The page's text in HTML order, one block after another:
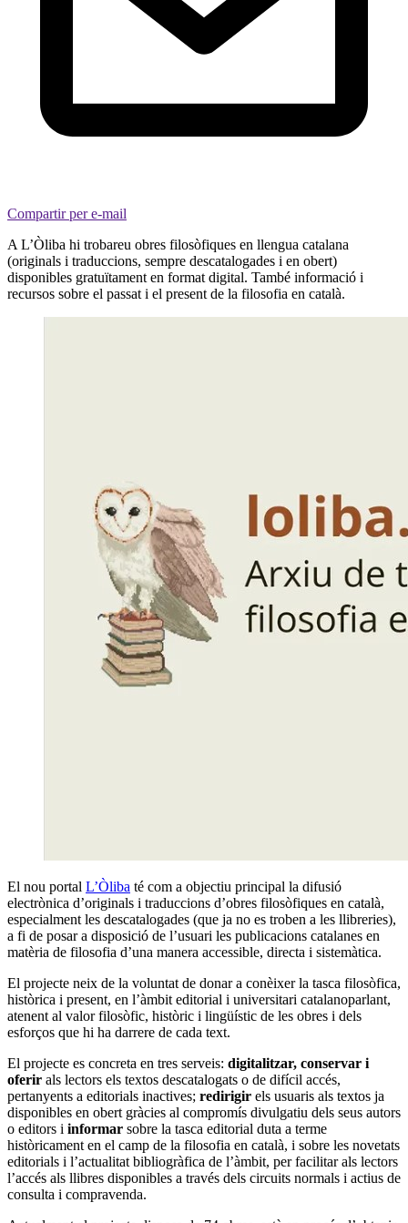
Compartir per e-mail
A L’Òliba hi trobareu obres filosòfiques en llengua catalana
(originals i traduccions, sempre descatalogades i en obert)
disponibles gratuïtament en format digital. També informació i
recursos sobre el passat i el present de la filosofia en català.
El nou portal L’Òliba té com a objectiu principal la difusió
electrònica d’originals i traduccions d’obres filosòfiques en català,
especialment les descatalogades (que ja no es troben a les llibreries),
a fi de posar a disposició de l’usuari les publicacions catalanes en
matèria de filosofia d’una manera accessible, directa i sistemàtica.
El projecte neix de la voluntat de donar a conèixer la tasca filosòfica,
històrica i present, en l’àmbit editorial i universitari catalanoparlant,
atenent al valor filosòfic, històric i lingüístic de les obres i dels
esforços que hi ha darrere de cada text.
El projecte es concreta en tres serveis: digitalitzar, conservar i
oferir als lectors els textos descatalogats o de difícil accés,
pertanyents a editorials inactives; redirigir els usuaris als textos ja
disponibles en obert gràcies al compromís divulgatiu dels seus autors
o editors i informar sobre la tasca editorial duta a terme
històricament en el camp de la filosofia en català, i sobre les novetats
editorials i l’actualitat bibliogràfica de l’àmbit, per facilitar als lectors
l’accés als llibres disponibles a través dels circuits normals i actius de
consulta i compravenda.